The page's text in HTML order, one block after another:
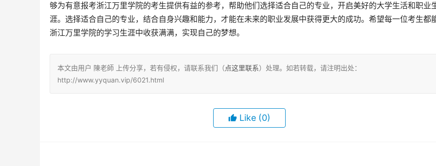
够为有意报考浙江万里学院的考生提供有益的参考，帮助他们选择适合自己的专业，开启美好的大学生活和职业
涯。选择适合自己的专业，结合自身兴趣和能力，才能在未来的职业发展中获得更大的成功。希望每一位考生都
浙江万里学院的学习生涯中收获满满，实现自己的梦想。
本文由用户 陳老師 上传分享，若有侵权，请联系我们（点这里联系）处理。如若转载，请注明出处：
http://www.yyquan.vip/6021.html
Like (0)